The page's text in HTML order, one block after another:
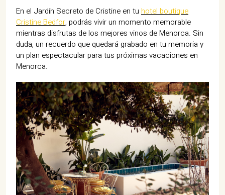
En el Jardín Secreto de Cristine en tu hotel boutique
Cristine Bedfor, podrás vivir un momento memorable
mientras disfrutas de los mejores vinos de Menorca. Sin
duda, un recuerdo que quedará grabado en tu memoria y
un plan espectacular para tus próximas vacaciones en
Menorca.